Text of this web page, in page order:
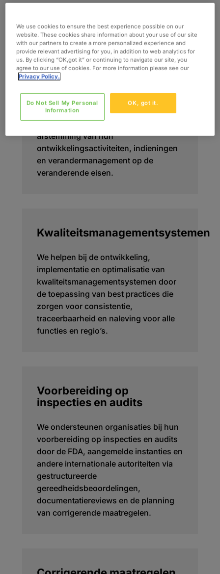
Regelgevingsstrategie en
ondersteuning tijdens
levenscyclus
uitvoering conform de regelgeving
voor de gehele productlevenscyclus
door organisaties te helpen bij de
afstemming van hun
ontwikkelingsactiviteiten, indieningen
en verandermanagement op de
veranderende eisen.
Kwaliteitsmanagementsystemen
We helpen bij de ontwikkeling,
implementatie en optimalisatie van
kwaliteitsmanagementsystemen door
de toepassing van best practices die
zorgen voor consistentie,
traceerbaarheid en naleving voor alle
functies en regio’s.
Voorbereiding op
inspecties en audits
We ondersteunen organisaties bij hun
voorbereiding op inspecties en audits
door de FDA, aangemelde instanties en
andere internationale autoriteiten via
gestructureerde
gereedheidsbeoordelingen,
documentatiereviews en de planning
van corrigerende maatregelen.
We use cookies to ensure the best experience possible on our
website. These cookies share information about your use of our site
with our partners to create a more personalized experience and
provide relevant advertising for you, in addition to web analytics for
us. By clicking “OK,got it” or continuing to navigate our site, you
agree to our use of cookies. For more information please see our
Privacy Policy.
OK, got it.
Do Not Sell My Personal
Information